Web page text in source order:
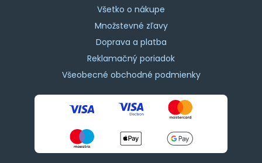
Všetko o nákupe
Množstevné zľavy
Doprava a platba
Reklamačný poriadok
Všeobecné obchodné podmienky